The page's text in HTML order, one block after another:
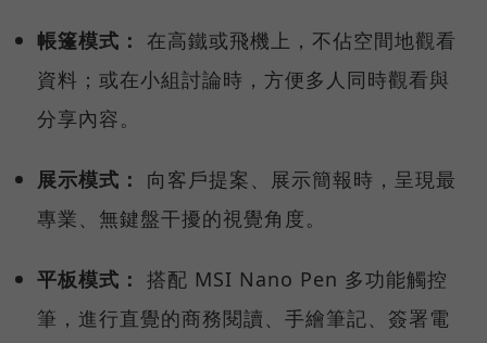
帳篷模式： 在高鐵或飛機上，不佔空間地觀看
資料；或在小組討論時，方便多人同時觀看與
分享內容。
展示模式：
向客戶提案、展示簡報時，呈現最
專業、無鍵盤干擾的視覺角度。
平板模式： 搭配 MSI Nano Pen 多功能觸控
筆，進行直覺的商務閱讀、手繪筆記、簽署電